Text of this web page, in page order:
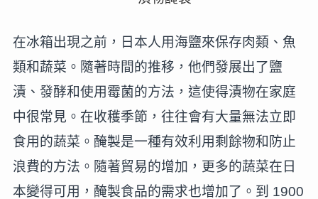
在冰箱出現之前，日本人用海鹽來保存肉類、魚
類和蔬菜。隨著時間的推移，他們發展出了鹽
漬、發酵和使用霉菌的方法，這使得漬物在家庭
中很常見。在收穫季節，往往會有大量無法立即
食用的蔬菜。醃製是一種有效利用剩餘物和防止
浪費的方法。隨著貿易的增加，更多的蔬菜在日
本變得可用，醃製食品的需求也增加了。到 1900